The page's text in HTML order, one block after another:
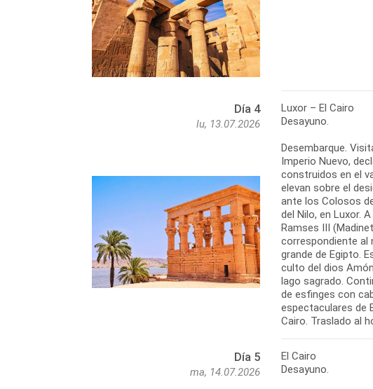
Día 4
lu, 13.07.2026
Luxor – El Cairo
Desayuno.
Desembarque.
Imperio Nuevo,
construidos en el
elevan sobre el
ante los Colosos
del Nilo, en Luxor.
Ramses III
correspondiente al
grande de Egipto.
culto del dios
lago sagrado.
de esfinges con
espectaculares de
Cairo. Traslado al
Día 5
ma, 14.07.2026
El Cairo
Desayuno.